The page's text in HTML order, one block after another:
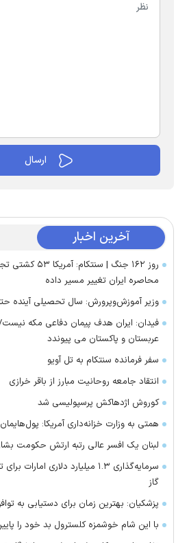
آخرین اخبار
روز ۱۶۲ جنگ |
محاصره ایران تغییر مسیر داده
وزیر آموزش‌وپرورش: سال تحصیلی آینده
فیدان: ایران هدف پیمان دفاعی مکه
عربستان و پاکستان می پیوندد
سفر فرمانده سنتکام به تل آویو
انتقاد جامعه روحانیت مبارز از باقر خرازی
کوروش اژدهاکش پرسپولیسی شد
همتی به وزارت خزانه‌داری آمریکا:
لبنان یک افسر عالی رتبه ارتش حکومت
سرمایه‌گذاری ۱.۳ میلیارد دلاری
گاز
پزشکیان: بهترین زمان برای دستیابی به
با این شام خوشمزه کلسترول بد خود را